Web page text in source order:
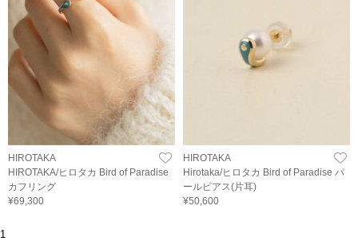
HIROTAKA
HIROTAKA/ヒロタカ Bird of Paradise
カフリング
¥69,300
HIROTAKA
Hirotaka/ヒロタカ Bird of Paradise パ
ールピアス(片耳)
¥50,600
1